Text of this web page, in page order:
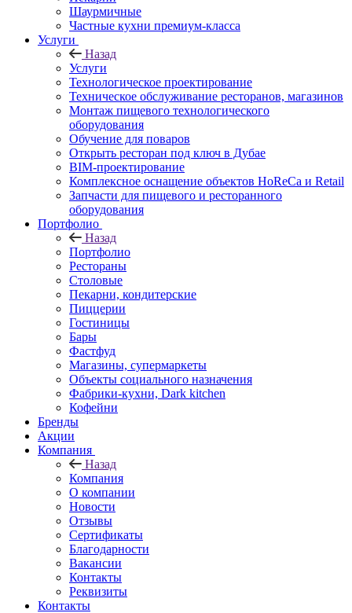
Шаурмичные
Частные кухни премиум-класса
Услуги
Назад
Услуги
Технологическое проектирование
Техническое обслуживание ресторанов, магазинов
Монтаж пищевого технологического
оборудования
Обучение для поваров
Открыть ресторан под ключ в Дубае
BIM-проектирование
Комплексное оснащение объектов HoReCa и Retail
Запчасти для пищевого и ресторанного
оборудования
Портфолио
Назад
Портфолио
Рестораны
Столовые
Пекарни, кондитерские
Пиццерии
Гостиницы
Бары
Фастфуд
Магазины, супермаркеты
Объекты социального назначения
Фабрики-кухни, Dark kitchen
Кофейни
Бренды
Акции
Компания
Назад
Компания
О компании
Новости
Отзывы
Сертификаты
Благодарности
Вакансии
Контакты
Реквизиты
Контакты